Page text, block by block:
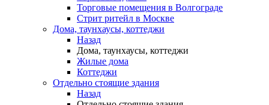
Торговые помещения в Волгограде
Стрит ритейл в Москве
Дома, таунхаусы, коттеджи
Назад
Дома, таунхаусы, коттеджи
Жилые дома
Коттеджи
Отдельно стоящие здания
Назад